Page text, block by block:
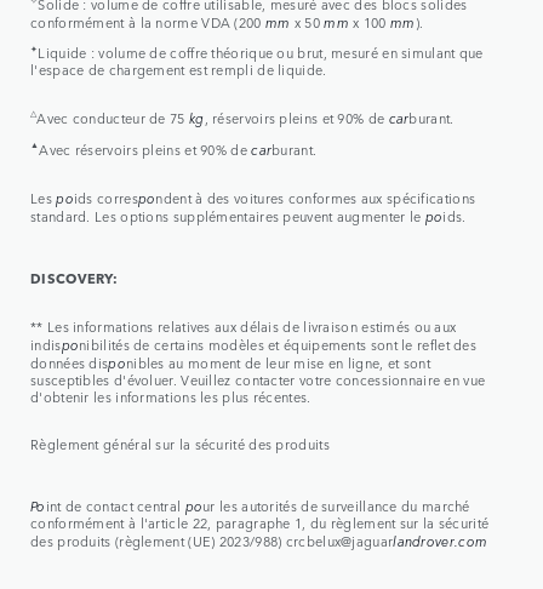
Solide : volume de coffre utilisable, mesuré avec des blocs solides
conformément à la norme VDA (200 mm x 50mm x 100mm).
✦ Liquide : volume de coffre théorique ou brut, mesuré en simulant que
l'espace de chargement est rempli de liquide.
△Avec conducteur de 75 kg, réservoirs pleins et 90% de carburant.
▲Avec réservoirs pleins et 90% decarburant.
Lespoids correspondent à des voitures conformes aux spécifications
standard. Les options supplémentaires peuvent augmenter le poids.
DISCOVERY:
** Les informations relatives aux délais de livraison estimés ou aux
indisponibilités de certains modèles et équipements sont le reflet des
données disponibles au moment de leur mise en ligne, et sont
susceptibles d'évoluer. Veuillez contacter votre concessionnaire en vue
d'obtenir les informations les plus récentes.
Règlement général sur la sécurité des produits
Point de contact central pour les autorités de surveillance du marché
conformément à l'article 22, paragraphe 1, du règlement sur la sécurité
des produits (règlement (UE) 2023/988) crcbelux@jaguarlandrover.com